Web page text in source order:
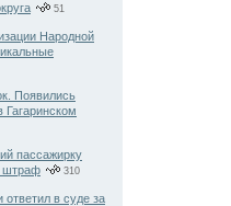
51
Народной
Появились
пассажирку
штраф
310
в суде за